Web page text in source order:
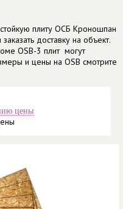
плиту OСБ Кроношпан
доставку на объект.
OSB-3 плит могут
и цены на OSB смотрите
цены